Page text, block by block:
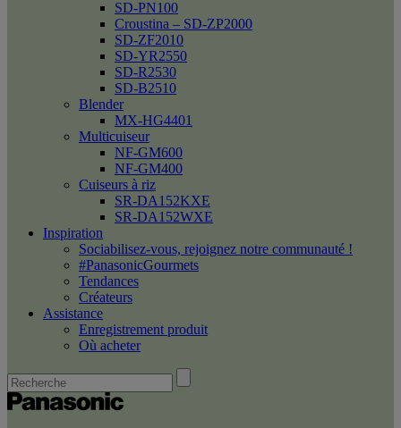
SD-PN100
Croustina – SD-ZP2000
SD-ZF2010
SD-YR2550
SD-R2530
SD-B2510
Blender
MX-HG4401
Multicuiseur
NF-GM600
NF-GM400
Cuiseurs à riz
SR-DA152KXE
SR-DA152WXE
Inspiration
Sociabilisez-vous, rejoignez notre communauté !
#PanasonicGourmets
Tendances
Créateurs
Assistance
Enregistrement produit
Où acheter